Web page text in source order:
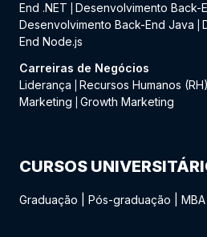
End .NET
Desenvolvimento Back-
Desenvolvimento Back-End Java
End Node.js
Carreiras de Negócios
Liderança
Recursos Humanos (RH)
Marketing
Growth Marketing
CURSOS
Graduação Pós-graduação MBA